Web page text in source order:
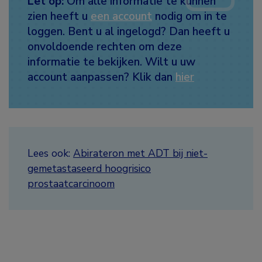
zien heeft u een account nodig om in te
loggen. Bent u al ingelogd? Dan heeft u
onvoldoende rechten om deze
informatie te bekijken. Wilt u uw
account aanpassen? Klik dan hier
Lees ook: Abirateron met ADT bij niet-
gemetastaseerd hoogrisico
prostaatcarcinoom